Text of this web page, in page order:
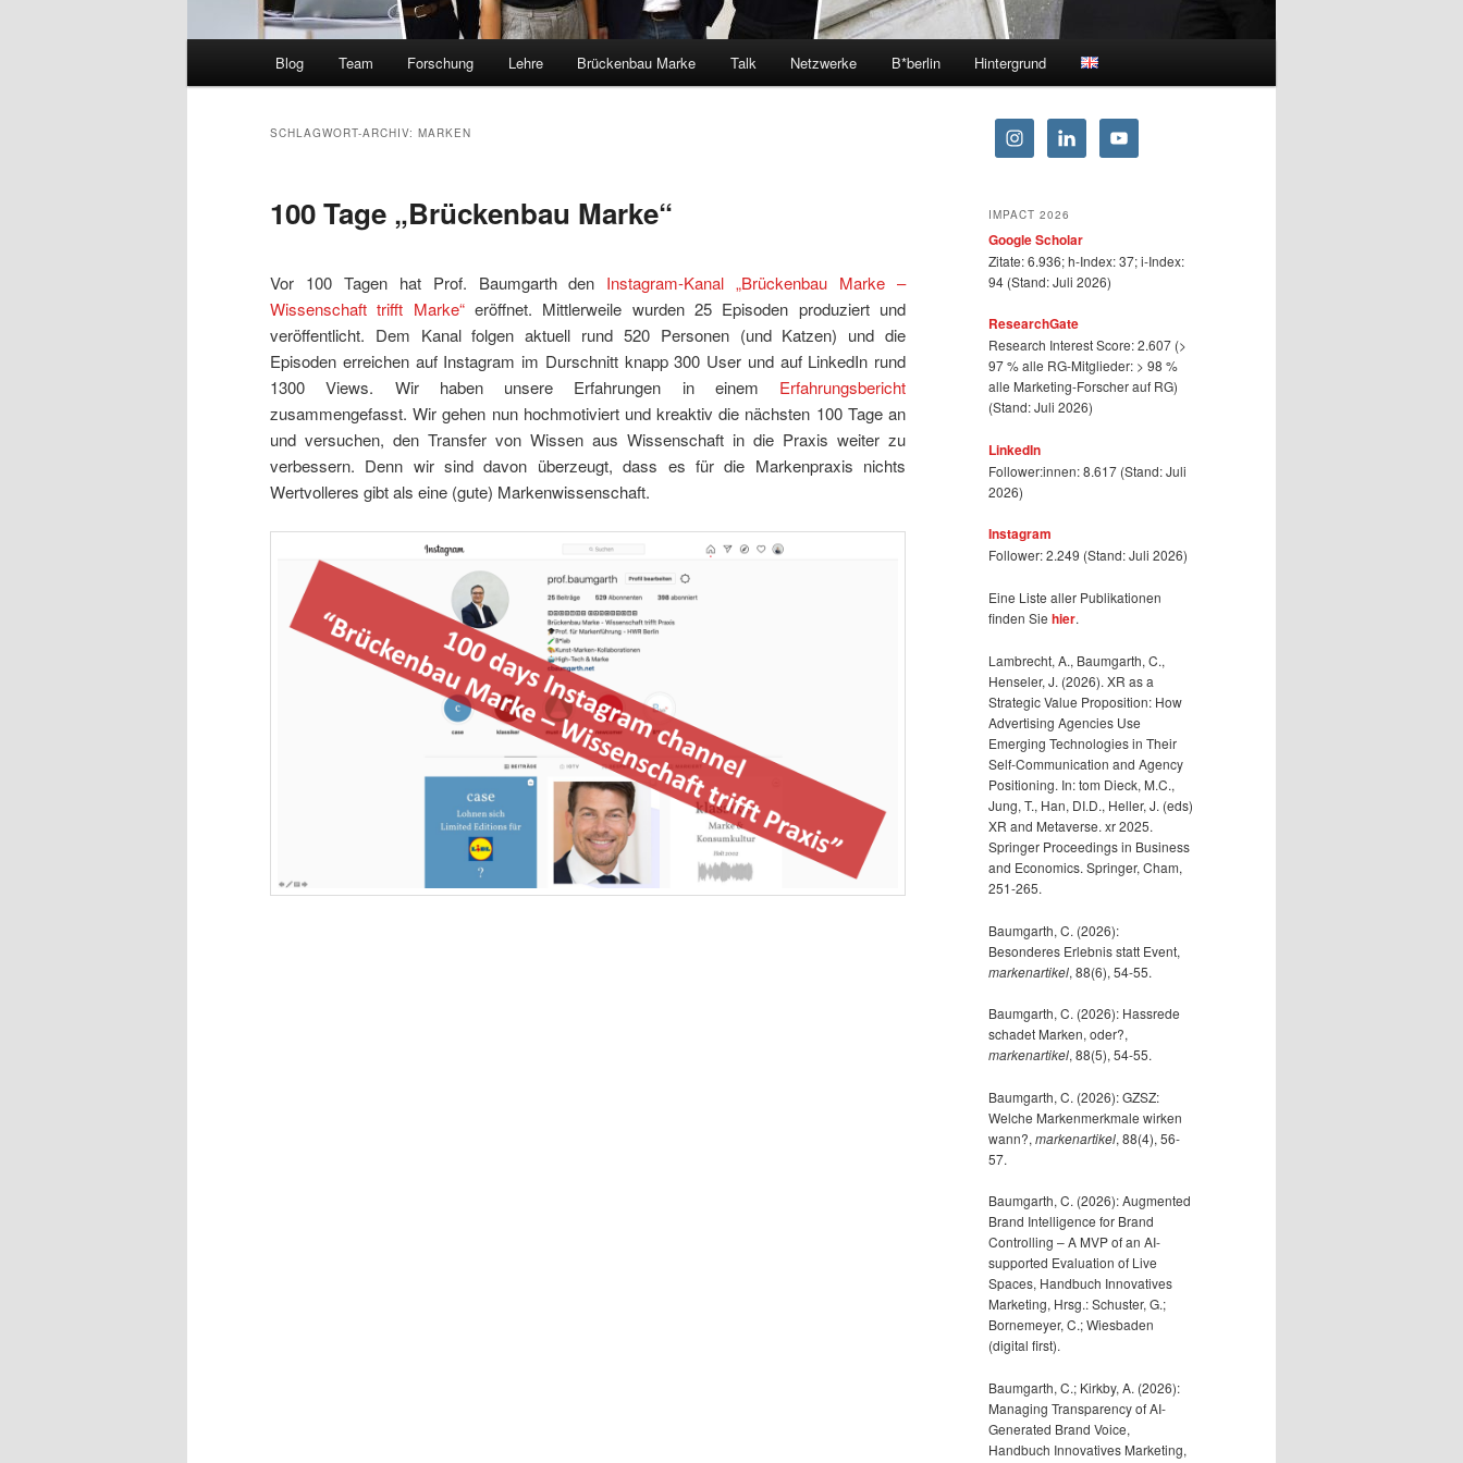
Blog Team Forschung Lehre Brückenbau Marke Talk Netzwerke B*berlin Hintergrund
SCHLAGWORT-ARCHIV: MARKEN
100 Tage „Brückenbau Marke“
Vor 100 Tagen hat Prof. Baumgarth den Instagram-Kanal „Brückenbau Marke –
Wissenschaft trifft Marke“eröffnet. Mittlerweile wurden 25 Episoden produziert und
veröffentlicht. Dem Kanal folgen aktuell rund 520 Personen (und Katzen) und die
Episoden erreichen auf Instagram im Durschnitt knapp 300 User und auf LinkedIn rund
1300 Views. Wir haben unsere Erfahrungen in einem Erfahrungsbericht
zusammengefasst. Wir gehen nun hochmotiviert und kreaktiv die nächsten 100 Tage an
und versuchen, den Transfer von Wissen aus Wissenschaft in die Praxis weiter zu
verbessern. Denn wir sind davon überzeugt, dass es für die Markenpraxis nichts
Wertvolleres gibt als eine (gute) Markenwissenschaft.
IMPACT 2026
Google Scholar
Zitate: 6.936; h-Index: 37; i-Index:
94 (Stand: Juli 2026)
ResearchGate
Research Interest Score: 2.607 (>
97 % alle RG-Mitglieder: > 98 %
alle Marketing-Forscher auf RG)
(Stand: Juli 2026)
LinkedIn
Follower:innen: 8.617 (Stand: Juli
2026)
Instagram
Follower: 2.249 (Stand: Juli 2026)
Eine Liste aller Publikationen
finden Sie hier.
Lambrecht, A., Baumgarth, C.,
Henseler, J. (2026). XR as a
Strategic Value Proposition: How
Advertising Agencies Use
Emerging Technologies in Their
Self-Communication and Agency
Positioning. In: tom Dieck, M.C.,
Jung, T., Han, DI.D., Heller, J. (eds)
XR and Metaverse. xr 2025.
Springer Proceedings in Business
and Economics. Springer, Cham,
251-265.
Baumgarth, C. (2026):
Besonderes Erlebnis statt Event,
markenartikel, 88(6), 54-55.
Baumgarth, C. (2026): Hassrede
schadet Marken, oder?,
markenartikel, 88(5), 54-55.
Baumgarth, C. (2026): GZSZ:
Welche Markenmerkmale wirken
wann?, markenartikel, 88(4), 56-
57.
Baumgarth, C. (2026): Augmented
Brand Intelligence for Brand
Controlling – A MVP of an AI-
supported Evaluation of Live
Spaces, Handbuch Innovatives
Marketing, Hrsg.: Schuster, G.;
Bornemeyer, C.; Wiesbaden
(digital first).
Baumgarth, C.; Kirkby, A. (2026):
Managing Transparency of AI-
Generated Brand Voice,
Handbuch Innovatives Marketing,